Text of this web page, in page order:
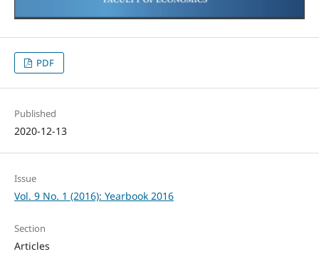
PDF
Published
2020-12-13
Issue
Vol. 9 No. 1 (2016): Yearbook 2016
Section
Articles